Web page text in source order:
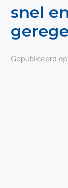
snel
Gepubliceerd op